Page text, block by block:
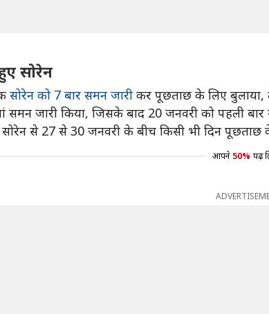
सोरेन
सोरेन को 7 बार समन जारी कर पूछताछ के लिए बुलाया,
समन जारी किया, जिसके बाद 20 जनवरी को पहली बार
से 27 से 30 जनवरी के बीच किसी भी दिन पूछताछ
आपने 50% पढ़